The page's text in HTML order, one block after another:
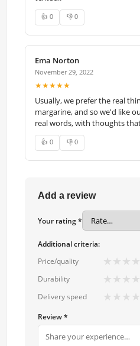
👍 0 👎 0
Ema Norton
November 29, 2022
★★★★★
Usually, we prefer the real
margarine, and so we'd like
real words, with thoughts
👍 0 👎 0
Add a review
Your rating *
Additional criteria:
Price/quality
★ ★ ★ ★
Durability ★ ★ ★ ★
Delivery speed ★ ★ ★ ★
Review *